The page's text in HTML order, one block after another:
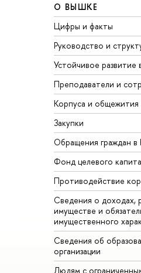
О ВЫШКЕ
Цифры и факты
Руководство и
Устойчивое
Преподаватели и
Корпуса и общежития
Закупки
Обращения граждан
Фонд целевого
Противодействие
Сведения о доходах,
имуществе и
имущественного
Сведения об
организации
Людям с